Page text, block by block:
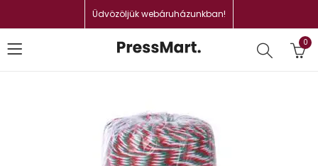
Üdvözöljük webáruházunkban!
0